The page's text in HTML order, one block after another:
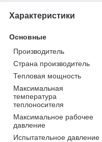
Характеристики
Основные
Производитель
Страна производитель
Тепловая мощность
Максимальная
температура
теплоносителя
Максимальное рабочее
давление
Испытательное давление